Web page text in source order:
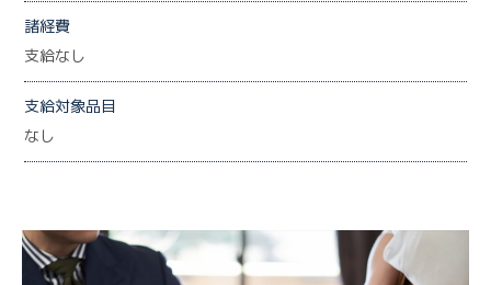
諸経費
支給なし
支給対象品目
なし